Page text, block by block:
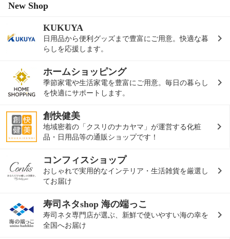
New Shop
KUKUYA
日用品から便利グッズまで豊富にご用意。快適な暮
らしを応援します。
ホームショッピング
季節家電や生活家電を豊富にご用意。毎日の暮らし
を快適にサポートします。
創快健美
地域密着の「クスリのナカヤマ」が運営する化粧
品・日用品等の通販ショップです！
コンフィスショップ
おしゃれで実用的なインテリア・生活雑貨を厳選し
てお届け
寿司ネタshop 海の端っこ
寿司ネタ専門店が選ぶ、新鮮で使いやすい海の幸を
全国へお届け